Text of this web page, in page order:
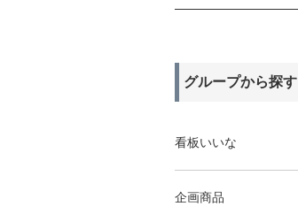
グループから探す
看板いいな
企画商品